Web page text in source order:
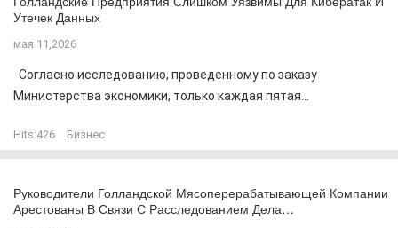
Утечек Данных
мая 11,2026
Согласно исследованию, проведенному по заказу
Министерства экономики, только каждая пятая...
Hits:426 Бизнес
Руководители Голландской Мясоперерабатывающей Компании
Арестованы В Связи С Расследованием Дела…